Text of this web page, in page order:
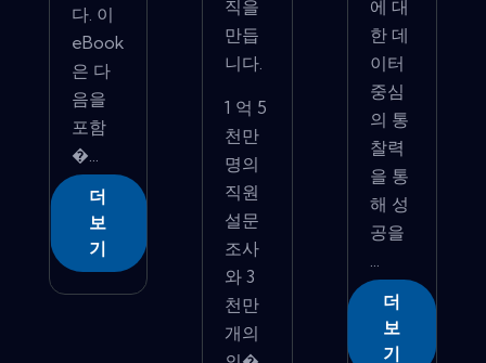
다. 이
eBook
은 다
음을
포함
�...
더
보
기
직을
만듭
니다.
1 억 5
천만
명의
직원
설문
조사
와 3
천만
개의
에 대
한 데
이터
중심
의 통
찰력
을 통
해 성
공을
더
보
기